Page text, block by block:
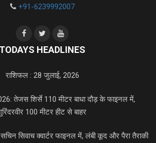
+91-6239992007
TODAYS HEADLINES
राशिफल : 28 जुलाई, 2026
तेजस शिर्से 110 मीटर बाधा दौड़ के फाइनल में,
100 मीटर हीट से बाहर
सिवाच क्वार्टर फाइनल में, लंबी कूद और पैरा तैराकी